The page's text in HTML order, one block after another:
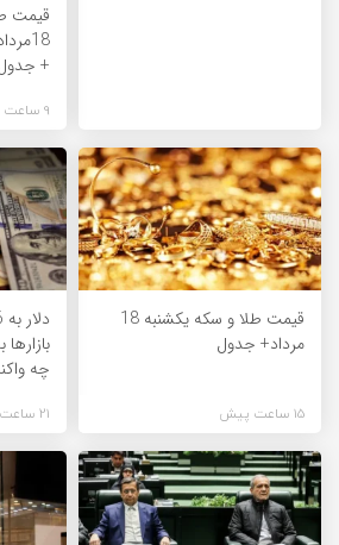
قیمت
+
9 ساعت پیش
قیمت طلا و سکه یکشنبه 18
مرداد+ جدول
15 ساعت پیش
چه
21 ساعت پیش